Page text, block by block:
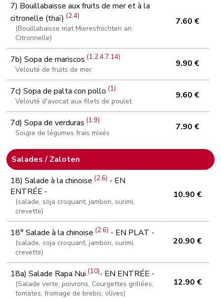
7) Bouillabaisse aux fruits de mer et à la
citronelle (thaï)(2.4)
(Bouillabaisse mat Mieresfriichten an
Citronnelle)
7.60 €
7b) Sopa de mariscos(1.2.4.7.14)
Velouté de fruits de mer
9.90 €
7c) Sopa de palta con pollo(1)
Velouté d'avocat aux filets de poulet
9.60 €
7d) Sopa de verduras(1.9)
Soupe de légumes frais mixés
7.90 €
Salades / Zaloten
18) Salade à la chinoise(2.6) - EN
ENTRÉE -
(salade, soja croquant, jambon, surimi,
crevette)
10.90 €
18° Salade à la chinoise(2.6) - EN PLAT -
(salade, soja croquant, jambon, surimi,
crevette)
20.90 €
18a) Salade Rapa Nui(10)- EN ENTRÉE -
(Salade verte, poivrons, Courgettes grillées,
tomates, fromage de brebis, olives)
12.90 €